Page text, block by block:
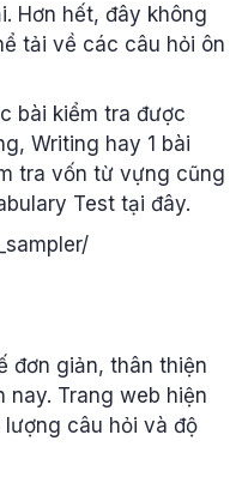
Hơn hết, đây không
tải về các câu hỏi ôn
bài kiểm tra được
Writing hay 1 bài
tra vốn từ vựng cũng
Test tại đây.
đơn giản, thân thiện
nay. Trang web hiện
câu hỏi và độ